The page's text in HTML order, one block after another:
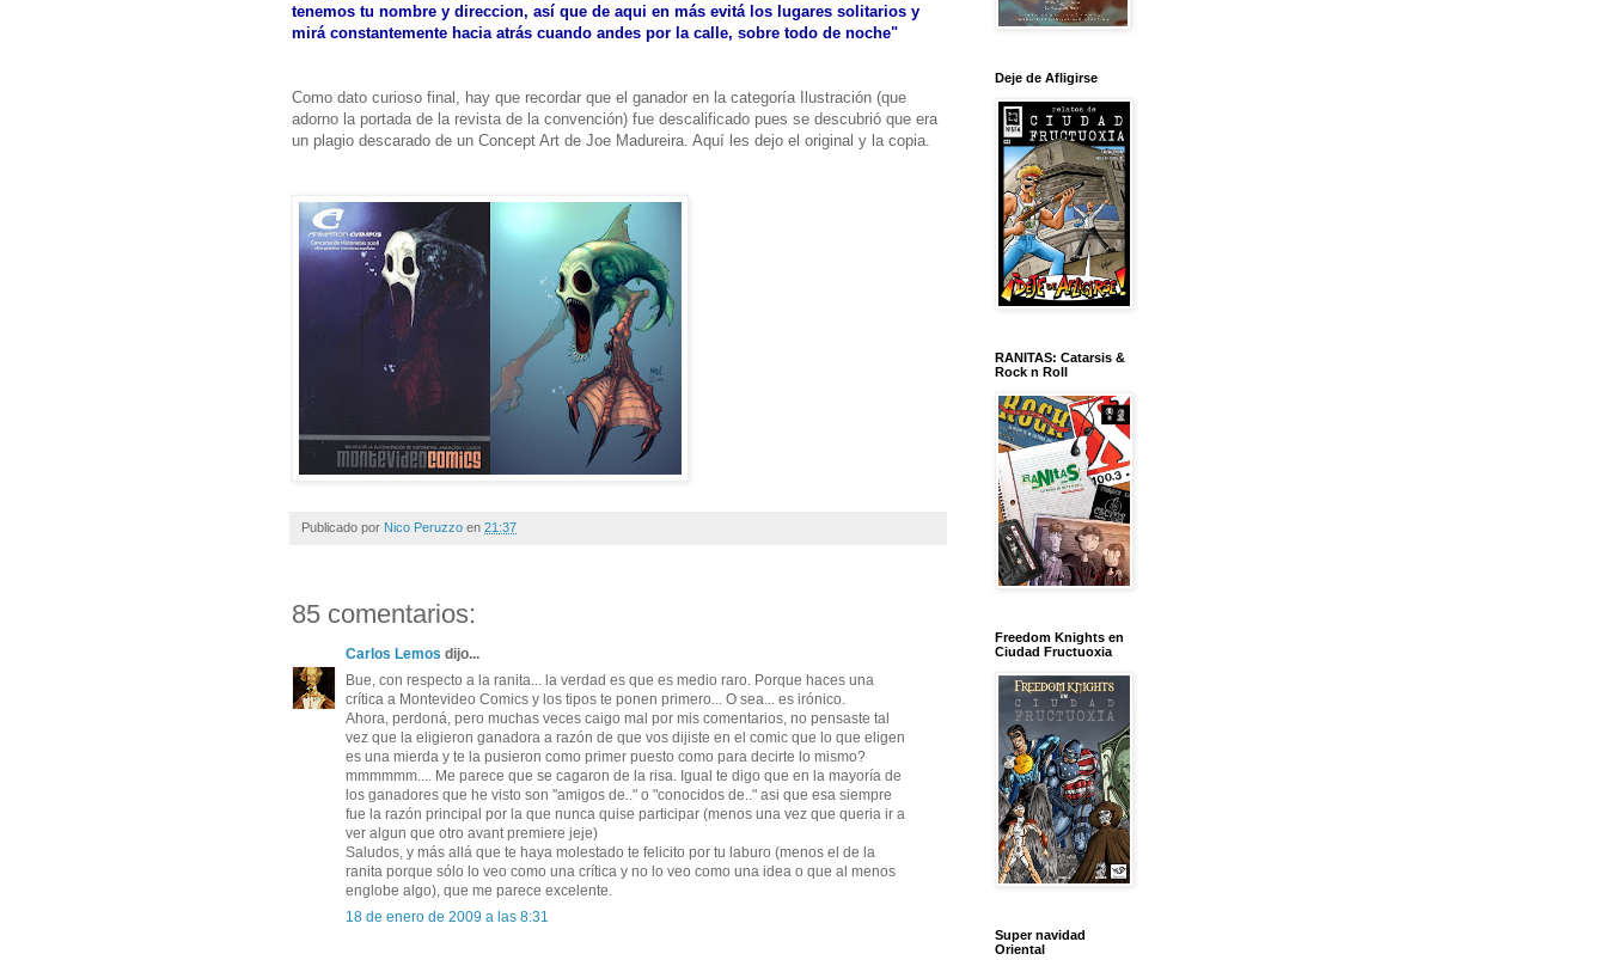
tenemos tu nombre y direccion, así que de aqui en más evitá los lugares solitarios y
mirá constantemente hacia atrás cuando andes por la calle, sobre todo de noche"
Como dato curioso final, hay que recordar que el ganador en la categoría Ilustración (que
adorno la portada de la revista de la convención) fue descalificado pues se descubrió que era
un plagio descarado de un Concept Art de Joe Madureira. Aquí les dejo el original y la copia.
Publicado por Nico Peruzzo en 21:37
85 comentarios:
Carlos Lemos dijo...
Bue, con respecto a la ranita... la verdad es que es medio raro. Porque haces una
crítica a Montevideo Comics y los tipos te ponen primero... O sea... es irónico.
Ahora, perdoná, pero muchas veces caigo mal por mis comentarios, no pensaste tal
vez que la eligieron ganadora a razón de que vos dijiste en el comic que lo que eligen
es una mierda y te la pusieron como primer puesto como para decirte lo mismo?
mmmmmm.... Me parece que se cagaron de la risa. Igual te digo que en la mayoría de
los ganadores que he visto son "amigos de.." o "conocidos de.." asi que esa siempre
fue la razón principal por la que nunca quise participar (menos una vez que queria ir a
ver algun que otro avant premiere jeje)
Saludos, y más allá que te haya molestado te felicito por tu laburo (menos el de la
ranita porque sólo lo veo como una crítica y no lo veo como una idea o que al menos
englobe algo), que me parece excelente.
18 de enero de 2009 a las 8:31
Deje de Afligirse
RANITAS: Catarsis &
Rock n Roll
Freedom Knights en
Ciudad Fructuoxia
Super navidad
Oriental